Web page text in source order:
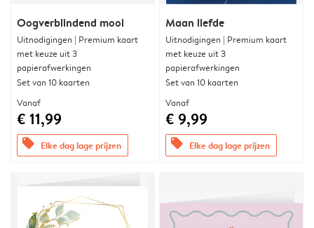
Oogverblindend mooi
Uitnodigingen | Premium kaart
met keuze uit 3
papierafwerkingen
Set van 10 kaarten
Vanaf
€ 11,99
offers Elke dag lage prijzen
Maan liefde
Uitnodigingen | Premium kaart
met keuze uit 3
papierafwerkingen
Set van 10 kaarten
Vanaf
€ 9,99
offers Elke dag lage prijzen